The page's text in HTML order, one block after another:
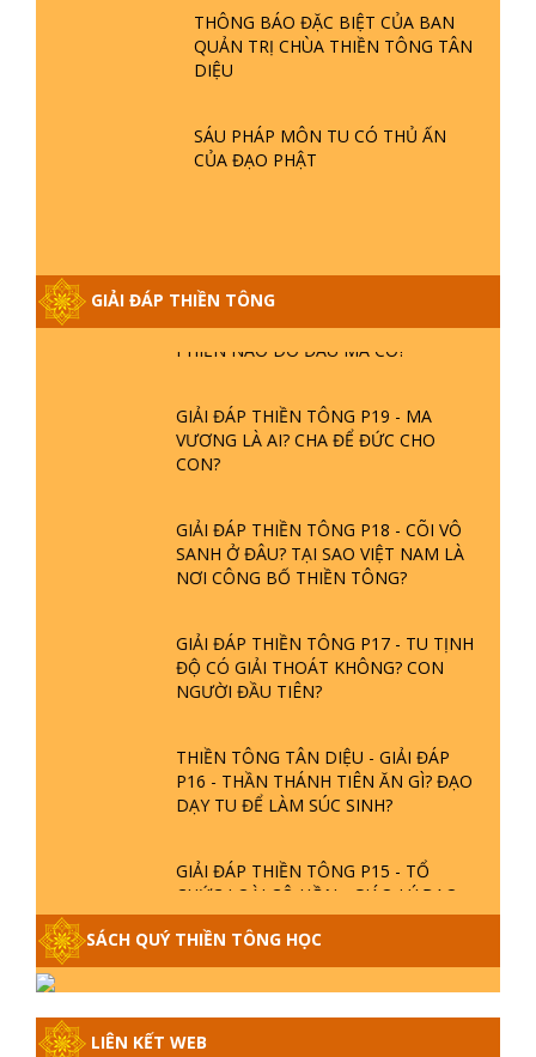
THÔNG BÁO ĐẶC BIỆT CỦA BAN
QUẢN TRỊ CHÙA THIỀN TÔNG TÂN
DIỆU
SÁU PHÁP MÔN TU CÓ THỦ ẤN
CỦA ĐẠO PHẬT
GIẢI ĐÁP THIỀN TÔNG
GIẢI ĐÁP THIỀN TÔNG ĐẶC BIỆT P21
GIẢI ĐÁP THIỀN TÔNG ĐẶC BIỆT
GIẢI ĐÁP THIỀN TÔNG P19 - MA
VƯƠNG LÀ AI? CHA ĐỂ ĐỨC CHO
CON?
GIẢI ĐÁP THIỀN TÔNG P18 - CÕI VÔ
SANH Ở ĐÂU? TẠI SAO VIỆT NAM LÀ
NƠI CÔNG BỐ THIỀN TÔNG?
GIẢI ĐÁP THIỀN TÔNG P17 - TU TỊNH
ĐỘ CÓ GIẢI THOÁT KHÔNG? CON
NGƯỜI ĐẦU TIÊN?
THIỀN TÔNG TÂN DIỆU - GIẢI ĐÁP
P16 - THẦN THÁNH TIÊN ĂN GÌ? ĐẠO
DẠY TU ĐỂ LÀM SÚC SINH?
GIẢI ĐÁP THIỀN TÔNG P15 - TỔ
CHỨC LOÀI CÔ HỒN - GIÁO LÝ ĐẠO
PHẬT KHI NÀO XUẤT BẢN
ĐÂU
SÁCH QUÝ THIỀN TÔNG HỌC
LIÊN KẾT WEB